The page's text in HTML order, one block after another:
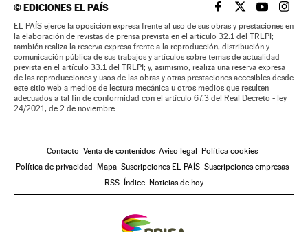
©EDICIONES EL PAÍS EL PAÍS BRASIL EN
EL PAÍSEL PAÍS
EL
EL PAÍS ejerce la oposición expresa frente al uso de sus obras y prestaciones en
la elaboración de revistas de prensa prevista en el artículo 32.1 del TRLPI;
también realiza la reserva expresa frente a la reproducción, distribución y
comunicación pública de sus trabajos y artículos sobre temas de actualidad
prevista en el artículo 33.1 del TRLPI; y, asimismo, realiza una reserva expresa
de las reproducciones y usos de las obras y otras prestaciones accesibles desde
este sitio web a medios de lectura mecánica u otros medios que resulten
adecuados a tal fin de conformidad con el artículo 67.3 del Real Decreto - ley
24/2021, de 2 de noviembre
Contacto Venta de contenidos Aviso legal
Política cookies
Política de privacidad
Mapa Suscripciones EL PAÍS Suscripciones empresas
RSS
Índice Noticias de hoy